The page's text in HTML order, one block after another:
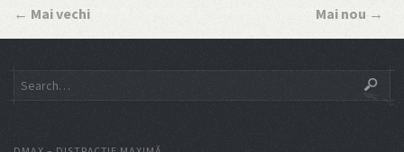
← Mai vechi Mai nou →